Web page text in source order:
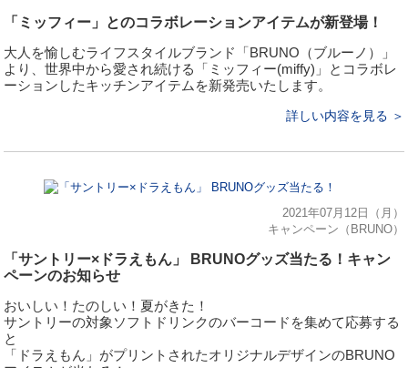
「ミッフィー」とのコラボレーションアイテムが新登場！
大人を愉しむライフスタイルブランド「BRUNO（ブルーノ）」
より、世界中から愛され続ける「ミッフィー(miffy)」とコラボレ
ーションしたキッチンアイテムを新発売いたします。
詳しい内容を見る ＞
2021年07月12日（月）
キャンペーン（BRUNO）
「サントリー×ドラえもん」 BRUNOグッズ当たる！キャン
ペーンのお知らせ
おいしい！たのしい！夏がきた！
サントリーの対象ソフトドリンクのバーコードを集めて応募する
と
「ドラえもん」がプリントされたオリジナルデザインのBRUNO